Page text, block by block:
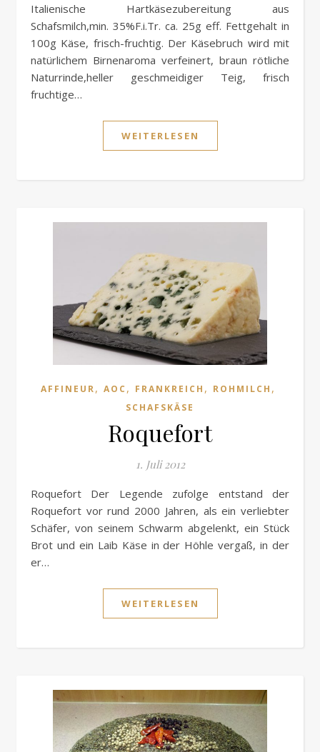
Italienische Hartkäsezubereitung aus
Schafsmilch,min. 35%F.i.Tr. ca. 25g eff. Fettgehalt in
100g Käse, frisch-fruchtig. Der Käsebruch wird mit
natürlichem Birnenaroma verfeinert, braun rötliche
Naturrinde,heller geschmeidiger Teig, frisch
fruchtige…
WEITERLESEN
AFFINEUR, AOC , FRANKREICH , ROHMILCH ,
SCHAFSKÄSE
Roquefort
1. Juli 2012
Roquefort Der Legende zufolge entstand der
Roquefort vor rund 2000 Jahren, als ein verliebter
Schäfer, von seinem Schwarm abgelenkt, ein Stück
Brot und ein Laib Käse in der Höhle vergaß, in der
er…
WEITERLESEN